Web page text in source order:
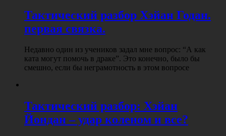
Тактический разбор Хэйан Годан.
первая связка.
Недавно один из учеников задал мне вопрос: “А как
ката могут помочь в драке”. Это конечно, было бы
смешно, если бы неграмотность в этом вопросе
Тактический разбор: Хэйан
Йондан – удар коленом и все?